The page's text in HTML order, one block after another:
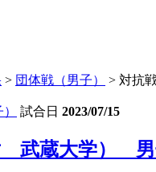
> 団体戦（男子） > 対抗
試合日 2023/07/15
武蔵大学）